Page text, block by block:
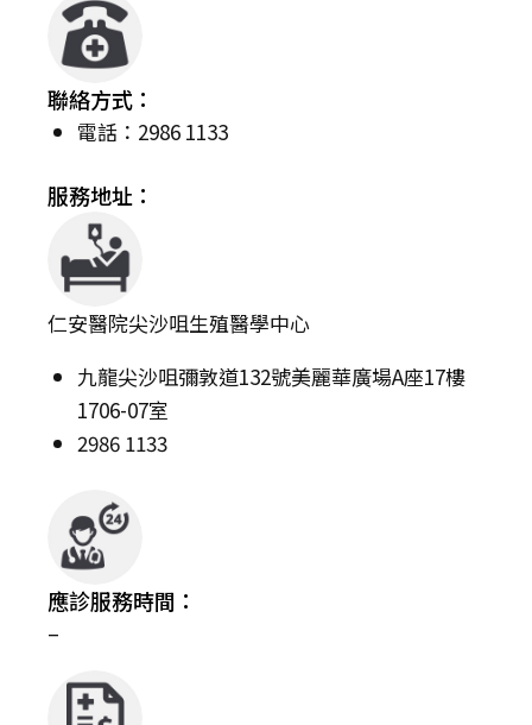
聯絡方式：
電話：2986 1133
服務地址：
仁安醫院尖沙咀生殖醫學中心
九龍尖沙咀彌敦道132號美麗華廣場A座17樓
1706-07室
2986 1133
應診服務時間：
–